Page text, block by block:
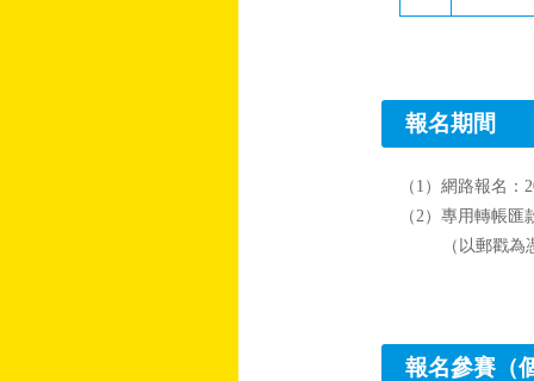
報名期間
（1）網路報名
（2）專用轉帳
（以郵戳為
報名參賽（